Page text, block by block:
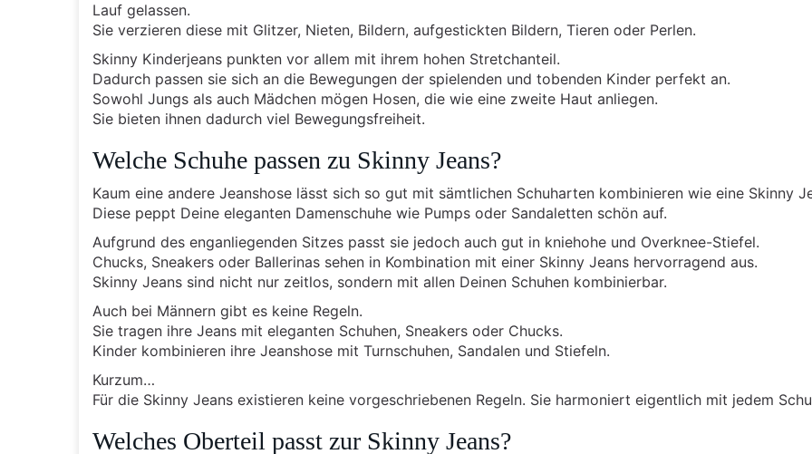
Lauf gelassen.
Sie verzieren diese mit Glitzer, Nieten, Bildern, aufgestickten Bildern, Tieren oder Perlen.
Skinny Kinderjeans punkten vor allem mit ihrem hohen Stretchanteil.
Dadurch passen sie sich an die Bewegungen der spielenden und tobenden Kinder perfekt an.
Sowohl Jungs als auch Mädchen mögen Hosen, die wie eine zweite Haut anliegen.
Sie bieten ihnen dadurch viel Bewegungsfreiheit.
Welche Schuhe passen zu Skinny Jeans?
Kaum eine andere Jeanshose lässt sich so gut mit sämtlichen Schuharten kombinieren wie eine Skinny
Diese peppt Deine eleganten Damenschuhe wie Pumps oder Sandaletten schön auf.
Aufgrund des enganliegenden Sitzes passt sie jedoch auch gut in kniehohe und Overknee-Stiefel.
Chucks, Sneakers oder Ballerinas sehen in Kombination mit einer Skinny Jeans hervorragend aus.
Skinny Jeans sind nicht nur zeitlos, sondern mit allen Deinen Schuhen kombinierbar.
Auch bei Männern gibt es keine Regeln.
Sie tragen ihre Jeans mit eleganten Schuhen, Sneakers oder Chucks.
Kinder kombinieren ihre Jeanshose mit Turnschuhen, Sandalen und Stiefeln.
Kurzum…
Für die Skinny Jeans existieren keine vorgeschriebenen Regeln. Sie harmoniert eigentlich mit jedem
Welches Oberteil passt zur Skinny Jeans?